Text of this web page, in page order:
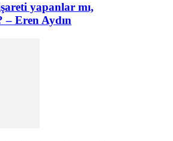
yapanlar mı,
– Eren Aydın